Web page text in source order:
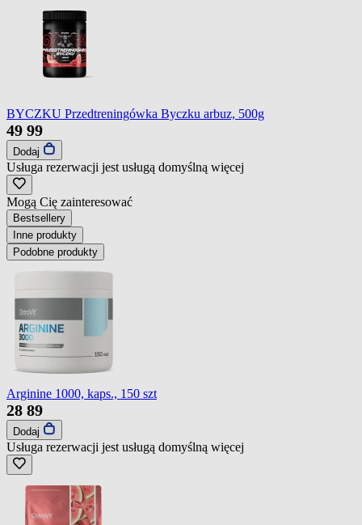
BYCZKU Przedtreningówka Byczku arbuz, 500g
49 99
Dodaj
Usługa rezerwacji jest usługą domyślną więcej
Mogą Cię zainteresować
Bestsellery
Inne produkty
Podobne produkty
Arginine 1000, kaps., 150 szt
28 89
Dodaj
Usługa rezerwacji jest usługą domyślną więcej